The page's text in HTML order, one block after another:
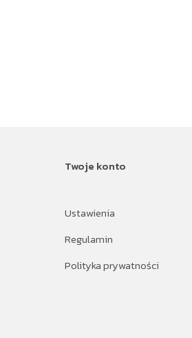
Twoje konto
Ustawienia
Regulamin
Polityka prywatności